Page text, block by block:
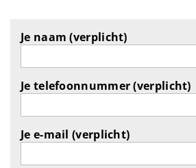
Je naam (verplicht)
Je telefoonnummer (verplicht)
Je e-mail (verplicht)